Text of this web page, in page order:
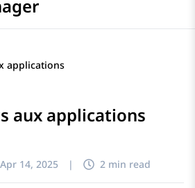
applications
aux applications
PDF
Apr 14, 2025 | 2 min read